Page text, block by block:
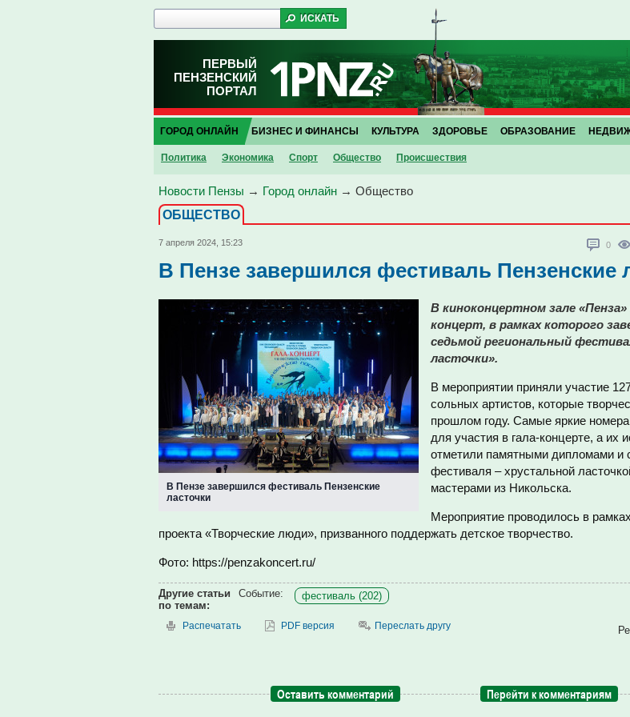
ПЕРВЫЙ
ПЕНЗЕНСКИЙ
ПОРТАЛ
ГОРОД ОНЛАЙН
Политика Экономика Спорт Общество Проиcшествия
БИЗНЕС И ФИНАНСЫ КУЛЬТУРА ЗДОРОВЬЕ ОБРАЗОВАНИЕ
Новости Пензы → Город онлайн → Общество
ОБЩЕСТВО
7 апреля 2024, 15:23 0
В Пензе завершился фестиваль Пензенские
В Пензе завершился фестиваль Пензенские
ласточки
В киноконцертном зале
концерт, в рамках которого
седьмой региональный
ласточки».
В мероприятии приняли участие
сольных артистов, которые
прошлом году. Самые яркие
для участия в гала-концерте, а их
отметили памятными дипломами и
фестиваля – хрустальной
мастерами из Никольска.
Мероприятие проводилось в
проекта «Творческие люди», призванного поддержать детское творчество.
Фото: https://penzakoncert.ru/
Другие статьи
по темам:
Событие: фестиваль (202)
Распечатать PDF версия Переслать другу
Оставить комментарий Перейти к комментариям